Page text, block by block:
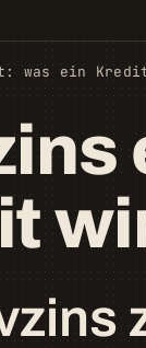
was ein